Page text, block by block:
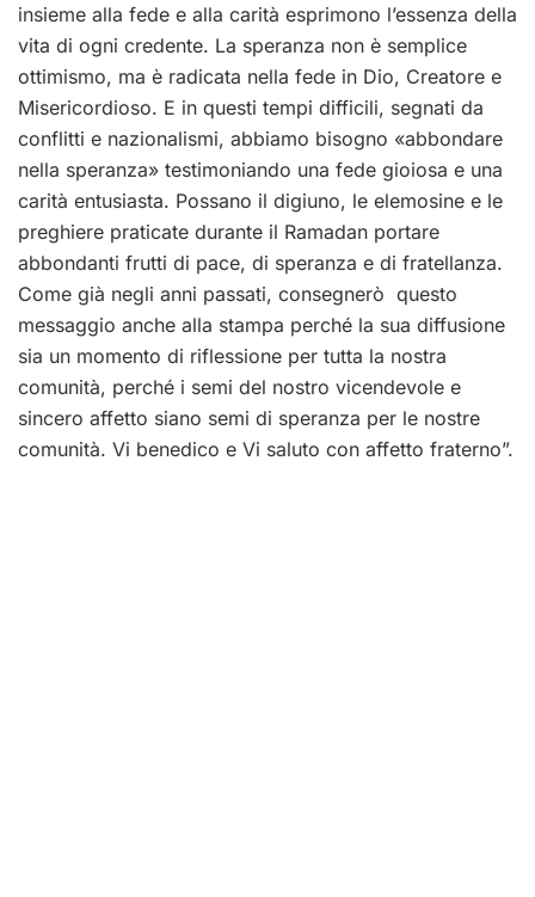
insieme alla fede e alla carità esprimono l’essenza della
vita di ogni credente. La speranza non è semplice
ottimismo, ma è radicata nella fede in Dio, Creatore e
Misericordioso. E in questi tempi difficili, segnati da
conflitti e nazionalismi, abbiamo bisogno «abbondare
nella speranza» testimoniando una fede gioiosa e una
carità entusiasta. Possano il digiuno, le elemosine e le
preghiere praticate durante il Ramadan portare
abbondanti frutti di pace, di speranza e di fratellanza.
Come già negli anni passati, consegnerò questo
messaggio anche alla stampa perché la sua diffusione
sia un momento di riflessione per tutta la nostra
comunità, perché i semi del nostro vicendevole e
sincero affetto siano semi di speranza per le nostre
comunità. Vi benedico e Vi saluto con affetto fraterno”.